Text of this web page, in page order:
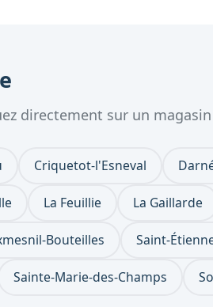
directement sur un
Criquetot-l'Esneval
La Feuillie La Gaillarde
Bouteilles Saint-
Sainte-Marie-des-Champs